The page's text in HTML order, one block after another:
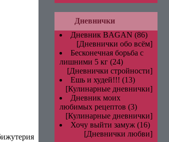
Дневнички
Дневник BAGAN (86)
[Дневнички обо всём]
Бесконечная борьба с
лишними 5 кг (24)
[Дневнички стройности]
Ешь и худей!!! (13)
[Кулинарные дневнички]
Дневник моих
любимых рецептов (3)
[Кулинарные дневнички]
Хочу выйти замуж (16)
[Дневнички любви]